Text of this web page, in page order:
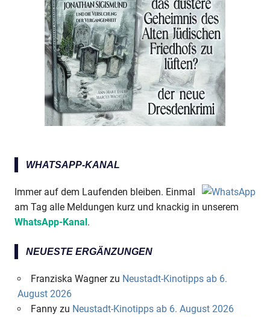
WHATSAPP-KANAL
Immer auf dem Laufenden bleiben. Einmal
am Tag alle Meldungen kurz und knackig in unserem
WhatsApp-Kanal.
NEUESTE ERGÄNZUNGEN
Franziska Wagnerzu Neustadt-Kinotipps ab 6.
August 2026
Fannyzu Neustadt-Kinotipps ab 6. August 2026